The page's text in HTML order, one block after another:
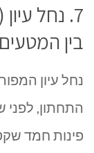
7. נחל
בין המטעים
נחל עיון
התחתון,
פינות חמד